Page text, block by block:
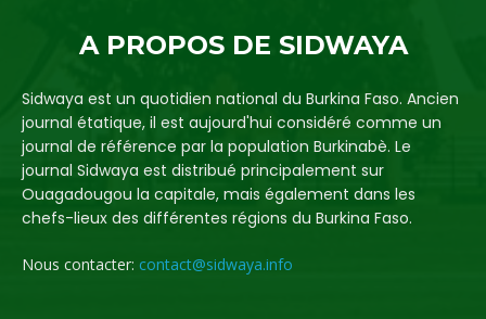
A PROPOS DE SIDWAYA
Sidwaya est un quotidien national du Burkina Faso. Ancien
journal étatique, il est aujourd'hui considéré comme un
journal de référence par la population Burkinabè. Le
journal Sidwaya est distribué principalement sur
Ouagadougou la capitale, mais également dans les
chefs-lieux des différentes régions du Burkina Faso.
Nous contacter: contact@sidwaya.info